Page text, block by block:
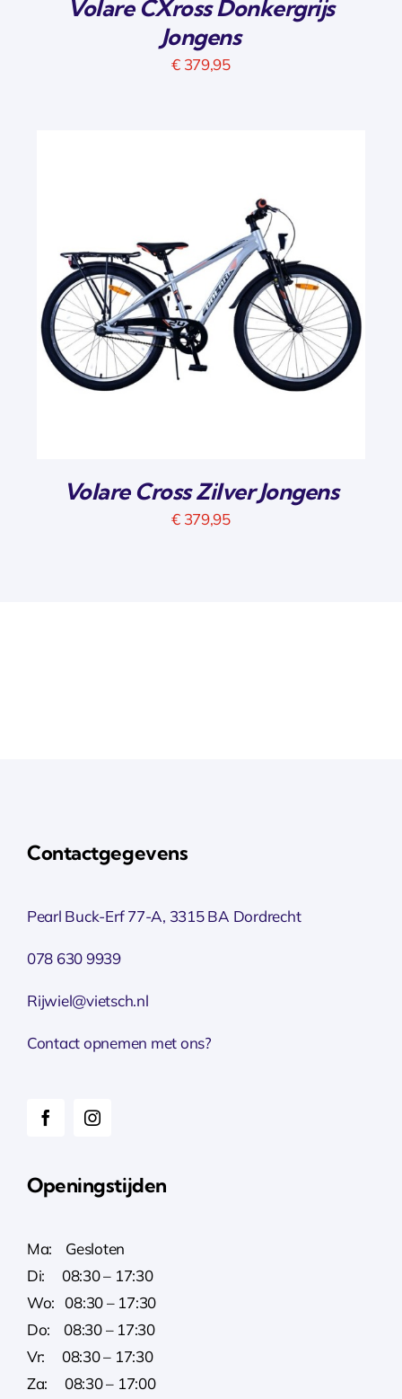
Volare CXross Donkergrijs
Jongens
€379,95
Volare Cross Zilver Jongens
€379,95
Contactgegevens
Pearl Buck-Erf 77-A, 3315 BA Dordrecht
078 630 9939
Rijwiel@vietsch.nl
Contact opnemen met ons?
Openingstijden
Ma: Gesloten
Di: 08:30 – 17:30
Wo: 08:30 – 17:30
Do: 08:30 – 17:30
Vr: 08:30 – 17:30
Za: 08:30 – 17:00